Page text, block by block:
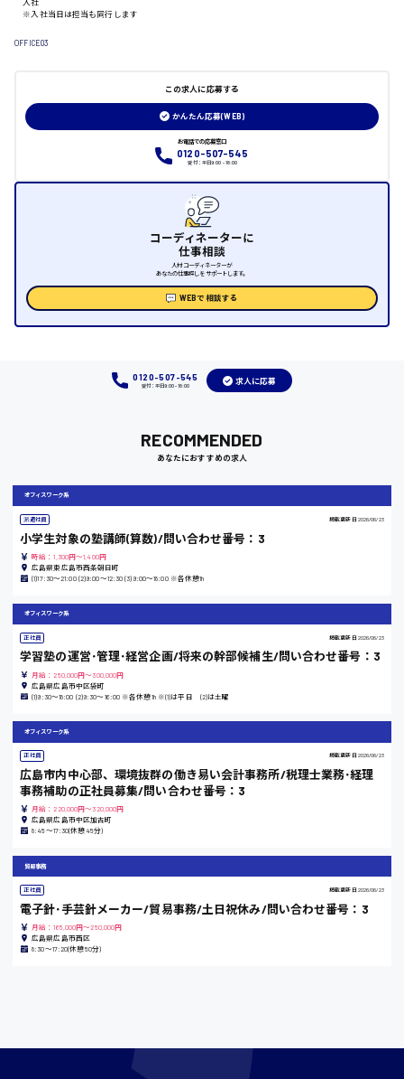
大阪府
竹原市
熊本県
東京都
島根県
香川県
時給1300円〜
時給1200円〜
時給1100円〜
入社
※入社当日は担当も同行します
OFFICE03
この求人に応募する
かんたん応募(WEB)
お電話での応募窓口
0120-507-545
受付：平日9:00 - 18:00
コーディネーターに
仕事相談
人材コーディネーターが
あなたの仕事探しをサポートします。
WEBで相談する
0120-507-545
受付：平日9:00 - 18:00
求人に応募
RECOMMENDED
あなたにおすすめの求人
オフィスワーク系
派遣社員 掲載更新日 2026/06/23
小学生対象の塾講師(算数)/問い合わせ番号：3
時給：1,300円～1,400円
広島県東広島市西条朝日町
(1)17:30〜21:00 (2)9:00〜12:30 (3)9:00〜18:00 ※各休憩1h
オフィスワーク系
正社員 掲載更新日 2026/06/23
学習塾の運営･管理･経営企画/将来の幹部候補生/問い合わせ番号：3
月給：250,000円～300,000円
広島県広島市中区袋町
(1)9:30〜18:00 (2)9:30〜16:00 ※各休憩1h ※(1)は平日 (2)は土曜
オフィスワーク系
正社員 掲載更新日 2026/06/23
広島市内中心部、環境抜群の働き易い会計事務所/税理士業務･経理
事務補助の正社員募集/問い合わせ番号：3
月給：220,000円～320,000円
広島県広島市中区加古町
8:45〜17:30(休憩45分)
貿易事務
正社員 掲載更新日 2026/06/23
電子針･手芸針メーカー/貿易事務/土日祝休み/問い合わせ番号：3
月給：165,000円～250,000円
広島県広島市西区
8:30〜17:20(休憩50分)